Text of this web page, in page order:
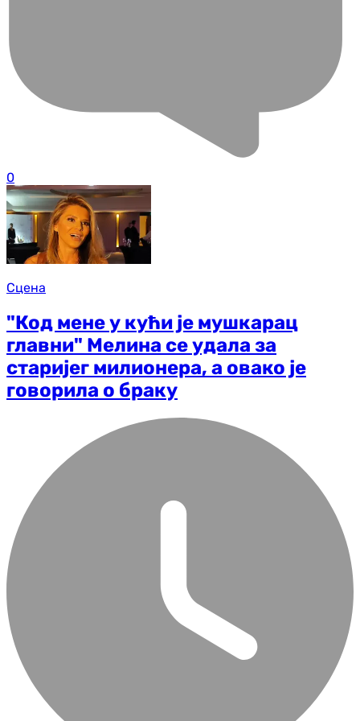
0
Сцена
"Код мене у кући је мушкарац
главни" Мелина се удала за
старијег милионера, а овако је
говорила о браку